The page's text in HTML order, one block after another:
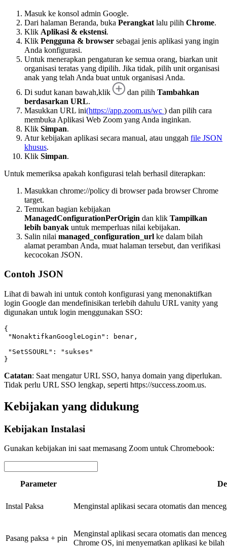
Masuk ke konsol admin Google.
Dari halaman Beranda, buka Perangkat lalu pilih Chrome.
Klik Aplikasi & ekstensi.
Klik Pengguna & browser sebagai jenis aplikasi yang ingin
Anda konfigurasi.
Untuk menerapkan pengaturan ke semua orang, biarkan unit
organisasi teratas yang dipilih. Jika tidak, pilih unit organisasi
anak yang telah Anda buat untuk organisasi Anda.
Di sudut kanan bawah,klik dan pilih Tambahkan
berdasarkan URL.
Masukkan URL ini(https://app.zoom.us/wc ) dan pilih cara
membuka Aplikasi Web Zoom yang Anda inginkan.
Klik Simpan.
Atur kebijakan aplikasi secara manual, atau unggah file JSON
khusus.
Klik Simpan.
Untuk memeriksa apakah konfigurasi telah berhasil diterapkan:
Masukkan chrome://policy di browser pada browser Chrome
target.
Temukan bagian kebijakan
ManagedConfigurationPerOrigin dan klik Tampilkan
lebih banyak untuk memperluas nilai kebijakan.
Salin nilai managed_configuration_url ke dalam bilah
alamat peramban Anda, muat halaman tersebut, dan verifikasi
kecocokan JSON.
Contoh JSON
Lihat di bawah ini untuk contoh konfigurasi yang menonaktifkan
login Google dan mendefinisikan terlebih dahulu URL vanity yang
digunakan untuk login menggunakan SSO:
{
"NonaktifkanGoogleLogin": benar,
"SetSSOURL": "sukses"
}
Catatan: Saat mengatur URL SSO, hanya domain yang diperlukan.
Tidak perlu URL SSO lengkap, seperti https://success.zoom.us.
Kebijakan yang didukung
Kebijakan Instalasi
Gunakan kebijakan ini saat memasang Zoom untuk Chromebook:
Parameter
Instal Paksa Menginstal aplikasi secara otomatis dan
Pasang paksa + pin
Menginstal aplikasi secara otomatis dan
Chrome OS, ini menyematkan aplikasi ke bilah